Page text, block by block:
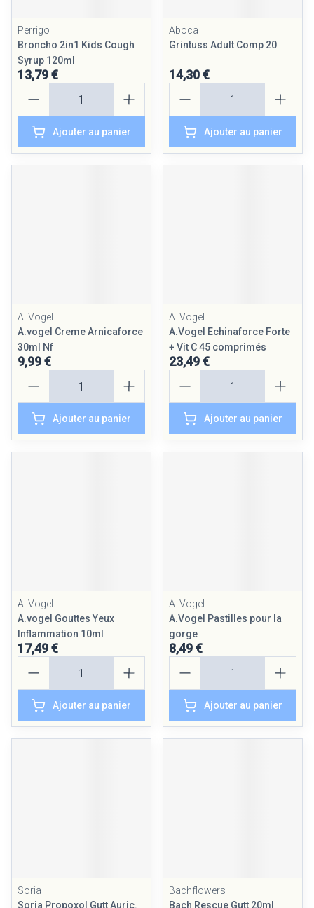
Perrigo
Broncho 2in1 Kids Cough
Syrup 120ml
13,79 €
Ajouter au panier
Aboca
Grintuss Adult Comp 20
14,30 €
Ajouter au panier
A. Vogel
A.vogel Creme Arnicaforce
30ml Nf
9,99 €
Ajouter au panier
A. Vogel
A.Vogel Echinaforce Forte
+ Vit C 45 comprimés
23,49 €
Ajouter au panier
A. Vogel
A.vogel Gouttes Yeux
Inflammation 10ml
17,49 €
Ajouter au panier
A. Vogel
A.Vogel Pastilles pour la
gorge
8,49 €
Ajouter au panier
Soria
Soria Propoxol Gutt Auric.
Bachflowers
Bach Rescue Gutt 20ml